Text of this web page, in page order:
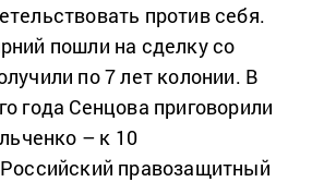
против себя.
пошли на сделку со
по 7 лет колонии. В
года Сенцова приговорили
– к 10
правозащитный